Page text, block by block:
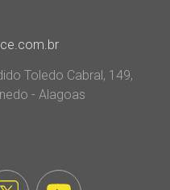
Toledo Cabral, 149,
- Alagoas